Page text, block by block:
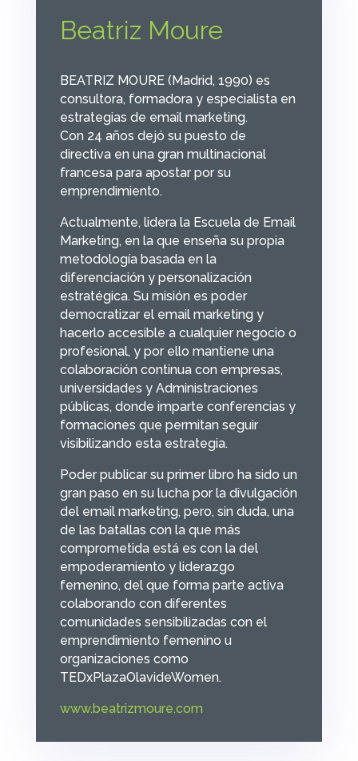
Beatriz Moure
BEATRIZ MOURE (Madrid, 1990) es
consultora, formadora y especialista en
estrategias de email marketing.
Con 24 años dejó su puesto de
directiva en una gran multinacional
francesa para apostar por su
emprendimiento.
Actualmente, lidera la Escuela de Email
Marketing, en la que enseña su propia
metodología basada en la
diferenciación y personalización
estratégica. Su misión es poder
democratizar el email marketing y
hacerlo accesible a cualquier negocio o
profesional, y por ello mantiene una
colaboración continua con empresas,
universidades y Administraciones
públicas, donde imparte conferencias y
formaciones que permitan seguir
visibilizando esta estrategia.
Poder publicar su primer libro ha sido un
gran paso en su lucha por la divulgación
del email marketing, pero, sin duda, una
de las batallas con la que más
comprometida está es con la del
empoderamiento y liderazgo
femenino, del que forma parte activa
colaborando con diferentes
comunidades sensibilizadas con el
emprendimiento femenino u
organizaciones como
TEDxPlazaOlavideWomen.
www.beatrizmoure.com